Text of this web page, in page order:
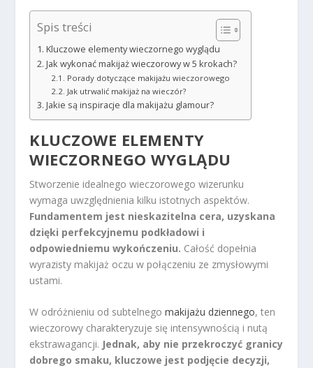
Spis treści
Kluczowe elementy wieczornego wyglądu
Jak wykonać makijaż wieczorowy w 5 krokach?
Porady dotyczące makijażu wieczorowego
Jak utrwalić makijaż na wieczór?
Jakie są inspiracje dla makijażu glamour?
KLUCZOWE ELEMENTY
WIECZORNEGO WYGLĄDU
Stworzenie idealnego wieczorowego wizerunku
wymaga uwzględnienia kilku istotnych aspektów.
Fundamentem jest nieskazitelna cera, uzyskana
dzięki perfekcyjnemu podkładowi i
odpowiedniemu wykończeniu. Całość dopełnia
wyrazisty makijaż oczu w połączeniu ze zmysłowymi
ustami.
W odróżnieniu od subtelnegomakijażu dziennego, ten
wieczorowy charakteryzuje się intensywnością i nutą
ekstrawagancji. Jednak, aby nie przekroczyć granicy
dobrego smaku, kluczowe jest podjęcie decyzji,